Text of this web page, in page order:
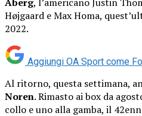
Højgaard e Max Homa,
2022.
Aggiungi OA Sport come
Al ritorno, questa settimana,
Noren. Rimasto ai box da
collo e uno alla gamba, il